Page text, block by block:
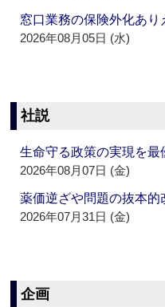
窓口業務の保険外化あり
2026年08月05日 (水)
社説
生命守る政策の実現を最
2026年08月07日 (金)
薬価逆ざや問題の抜本的
2026年07月31日 (金)
企画